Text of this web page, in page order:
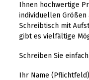
Ihnen hochwertige
individuellen Größen
Schreibtisch mit
gibt es vielfältige
Schreiben Sie
Ihr Name (Pflichtfeld)